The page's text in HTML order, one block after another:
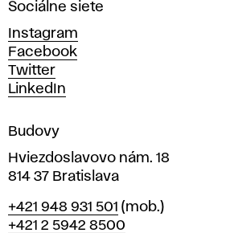
ý
c
h
u
m
e
í
v
r
Sociálne siete
Instagram
Facebook
Twitter
LinkedIn
Budovy
Hviezdoslavovo nám. 18
814 37 Bratislava
Telefón
+421 948 931 501 (mob.)
+421 2 5942 8500